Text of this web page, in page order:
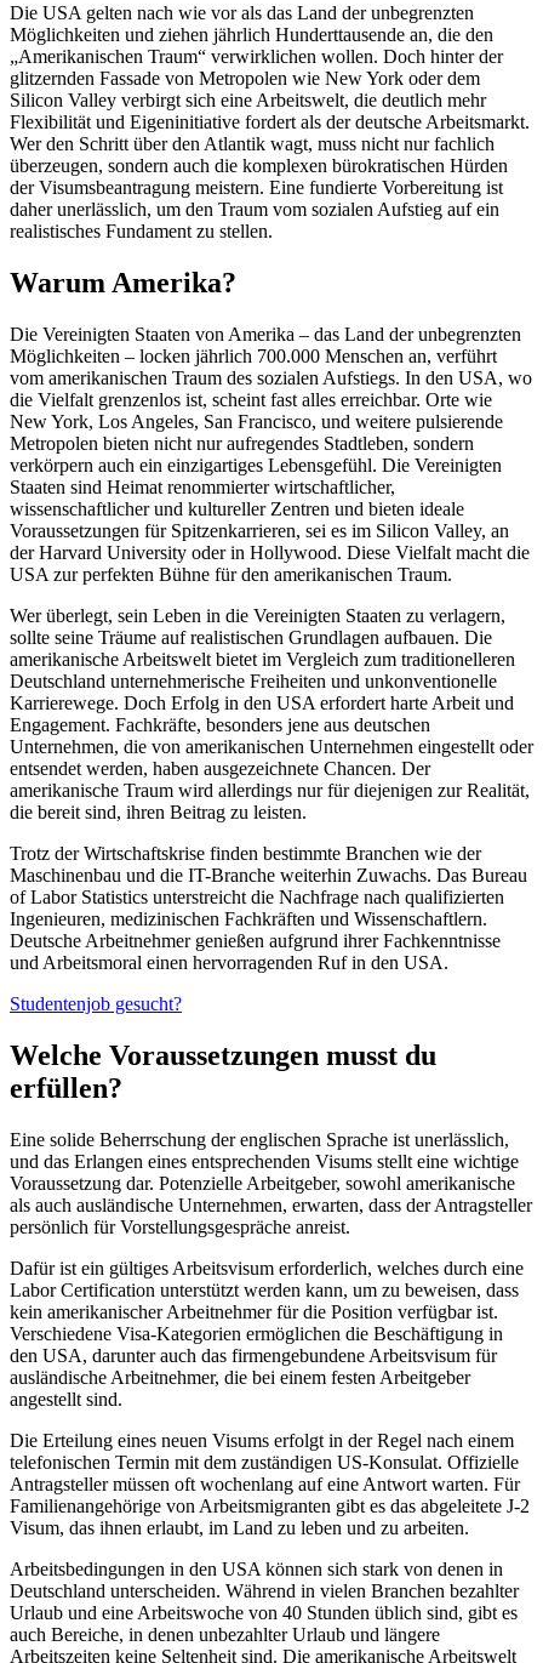
Die USA gelten nach wie vor als das Land der unbegrenzten
Möglichkeiten und ziehen jährlich Hunderttausende an, die den
„Amerikanischen Traum“ verwirklichen wollen. Doch hinter der
glitzernden Fassade von Metropolen wie New York oder dem
Silicon Valley verbirgt sich eine Arbeitswelt, die deutlich mehr
Flexibilität und Eigeninitiative fordert als der deutsche Arbeitsmarkt.
Wer den Schritt über den Atlantik wagt, muss nicht nur fachlich
überzeugen, sondern auch die komplexen bürokratischen Hürden
der Visumsbeantragung meistern. Eine fundierte Vorbereitung ist
daher unerlässlich, um den Traum vom sozialen Aufstieg auf ein
realistisches Fundament zu stellen.
Warum Amerika?
Die Vereinigten Staaten von Amerika – das Land der unbegrenzten
Möglichkeiten – locken jährlich 700.000 Menschen an, verführt
vom amerikanischen Traum des sozialen Aufstiegs. In den USA, wo
die Vielfalt grenzenlos ist, scheint fast alles erreichbar. Orte wie
New York, Los Angeles, San Francisco, und weitere pulsierende
Metropolen bieten nicht nur aufregendes Stadtleben, sondern
verkörpern auch ein einzigartiges Lebensgefühl. Die Vereinigten
Staaten sind Heimat renommierter wirtschaftlicher,
wissenschaftlicher und kultureller Zentren und bieten ideale
Voraussetzungen für Spitzenkarrieren, sei es im Silicon Valley, an
der Harvard University oder in Hollywood. Diese Vielfalt macht die
USA zur perfekten Bühne für den amerikanischen Traum.
Wer überlegt, sein Leben in die Vereinigten Staaten zu verlagern,
sollte seine Träume auf realistischen Grundlagen aufbauen. Die
amerikanische Arbeitswelt bietet im Vergleich zum traditionelleren
Deutschland unternehmerische Freiheiten und unkonventionelle
Karrierewege. Doch Erfolg in den USA erfordert harte Arbeit und
Engagement. Fachkräfte, besonders jene aus deutschen
Unternehmen, die von amerikanischen Unternehmen eingestellt oder
entsendet werden, haben ausgezeichnete Chancen. Der
amerikanische Traum wird allerdings nur für diejenigen zur Realität,
die bereit sind, ihren Beitrag zu leisten.
Trotz der Wirtschaftskrise finden bestimmte Branchen wie der
Maschinenbau und die IT-Branche weiterhin Zuwachs. Das Bureau
of Labor Statistics unterstreicht die Nachfrage nach qualifizierten
Ingenieuren, medizinischen Fachkräften und Wissenschaftlern.
Deutsche Arbeitnehmer genießen aufgrund ihrer Fachkenntnisse
und Arbeitsmoral einen hervorragenden Ruf in den USA.
Studentenjob gesucht?
Welche Voraussetzungen musst du
erfüllen?
Eine solide Beherrschung der englischen Sprache ist unerlässlich,
und das Erlangen eines entsprechenden Visums stellt eine wichtige
Voraussetzung dar. Potenzielle Arbeitgeber, sowohl amerikanische
als auch ausländische Unternehmen, erwarten, dass der Antragsteller
persönlich für Vorstellungsgespräche anreist.
Dafür ist ein gültiges Arbeitsvisum erforderlich, welches durch eine
Labor Certification unterstützt werden kann, um zu beweisen, dass
kein amerikanischer Arbeitnehmer für die Position verfügbar ist.
Verschiedene Visa-Kategorien ermöglichen die Beschäftigung in
den USA, darunter auch das firmengebundene Arbeitsvisum für
ausländische Arbeitnehmer, die bei einem festen Arbeitgeber
angestellt sind.
Die Erteilung eines neuen Visums erfolgt in der Regel nach einem
telefonischen Termin mit dem zuständigen US-Konsulat. Offizielle
Antragsteller müssen oft wochenlang auf eine Antwort warten. Für
Familienangehörige von Arbeitsmigranten gibt es das abgeleitete J-2
Visum, das ihnen erlaubt, im Land zu leben und zu arbeiten.
Arbeitsbedingungen in den USA können sich stark von denen in
Deutschland unterscheiden. Während in vielen Branchen bezahlter
Urlaub und eine Arbeitswoche von 40 Stunden üblich sind, gibt es
auch Bereiche, in denen unbezahlter Urlaub und längere
Arbeitszeiten keine Seltenheit sind. Die amerikanische Arbeitswelt